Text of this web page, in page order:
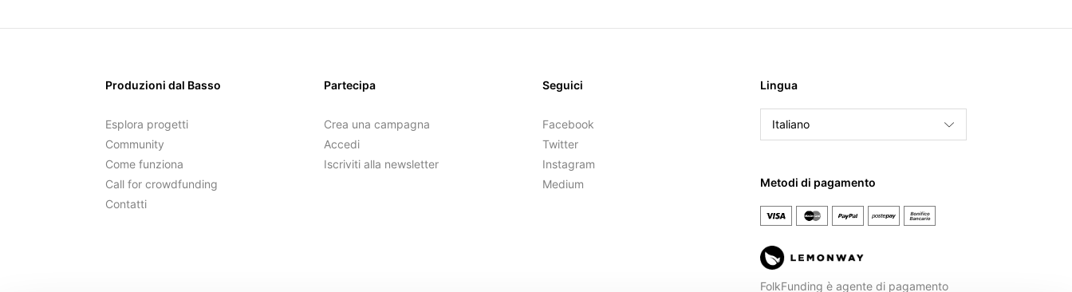
Produzioni dal Basso
Esplora progetti
Community
Come funziona
Call for crowdfunding
Contatti
Partecipa
Crea una campagna
Accedi
Iscriviti alla newsletter
Seguici
Facebook
Twitter
Instagram
Medium
Lingua
Italiano
English
Español
Metodi di pagamento
FolkFunding è agente di pagamento